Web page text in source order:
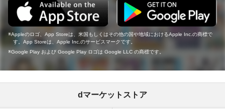
Appleのロゴ、App Storeは、米国もしくはその他の国や地域におけるApple Inc.の商標で
す。App Storeは、Apple Inc.のサービスマークです。
Google Play および Google Play ロゴは Google LLC の商標です。
dマーケットストア